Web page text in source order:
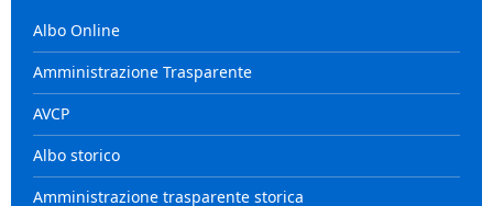
Albo Online
Amministrazione Trasparente
AVCP
Albo storico
Amministrazione trasparente storica